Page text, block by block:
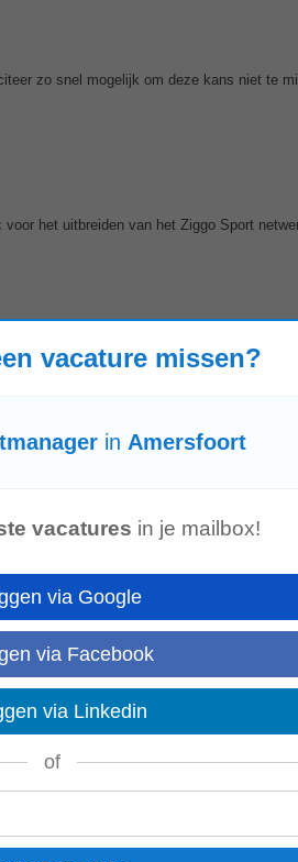
zo snel mogelijk om deze kans niet te
het uitbreiden van het Ziggo Sport
leden en het onderhouden van
talent? Dan zijn wij op zoek naar
kansen, opent deuren bij
van contacten met al
vacature missen?
in Amersfoort
vacatures in je mailbox!
via Google
via Facebook
via Linkedin
of